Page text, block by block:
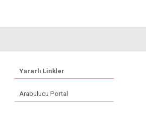
Yararlı Linkler
Arabulucu Portal